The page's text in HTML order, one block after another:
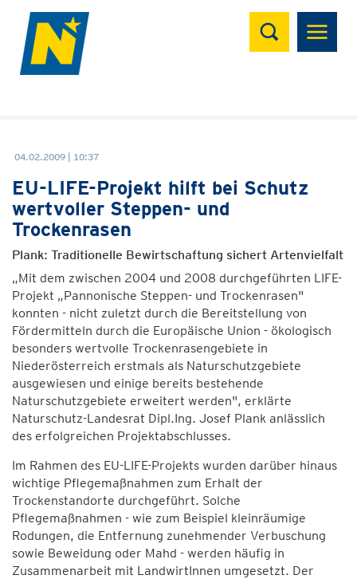
Suchen
04.02.2009 | 10:37
EU-LIFE-Projekt hilft bei Schutz
wertvoller Steppen- und
Trockenrasen
Plank: Traditionelle Bewirtschaftung sichert Artenvielfalt
„Mit dem zwischen 2004 und 2008 durchgeführten LIFE-
Projekt „Pannonische Steppen- und Trockenrasen"
konnten - nicht zuletzt durch die Bereitstellung von
Fördermitteln durch die Europäische Union - ökologisch
besonders wertvolle Trockenrasengebiete in
Niederösterreich erstmals als Naturschutzgebiete
ausgewiesen und einige bereits bestehende
Naturschutzgebiete erweitert werden", erklärte
Naturschutz-Landesrat Dipl.Ing. Josef Plank anlässlich
des erfolgreichen Projektabschlusses.
Im Rahmen des EU-LIFE-Projekts wurden darüber hinaus
wichtige Pflegemaßnahmen zum Erhalt der
Trockenstandorte durchgeführt. Solche
Pflegemaßnahmen - wie zum Beispiel kleinräumige
Rodungen, die Entfernung zunehmender Verbuschung
sowie Beweidung oder Mahd - werden häufig in
Zusammenarbeit mit LandwirtInnen umgesetzt. Der